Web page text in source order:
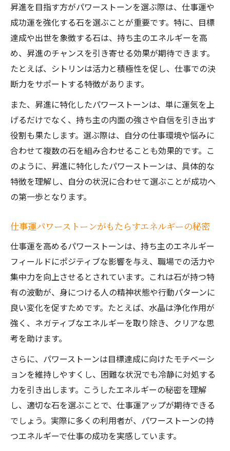
仕事運パワーストーンの効果的な組み合わ
せ方法
昇進をサポートするパワーストーンの選び
方ガイド
仕事がうまくいかない時のパワーストーン
パワーストーンでキャリアアップを叶える
秘訣
ブレスレットで仕事運を高めるおすすめ活
用法
パワーストーンで円滑な人間関係を築く方法
人間関係を良好にするパワーストーンの選
仕事運アップにも役立つパワーストーンの
組み方
パワーストーンでコミュニケーション力を
高める
職場のストレス軽減に効くパワーストーン
とは
仕事運パワーストーンブレスレットの活用
事例
仕事運向上を求めるなら石の選び方がカギ
パワーストーン選びで仕事運を最大化する
コツ
昇進に繋がるパワーストーンの効果的な見
極め方
仕事運パワーストーンブレスレットの選び
昇進を目指す方がパワーストーンを選ぶ際は、仕事運や
成功運を強化する石を選ぶことが重要です。特に、目標
達成や出世を象徴する石は、持ち主のエネルギーを高
め、昇進のチャンスを引き寄せる効果が期待できます。
たとえば、シトリンは活力と積極性を促し、仕事での決
断力をサポートする特徴があります。
また、昇進に特化したパワーストーンは、単に運気を上
げるだけでなく、持ち主の内面の強さや自信を引き出す
役割も果たします。選ぶ際は、自分の仕事環境や悩みに
合わせて複数の石を組み合わせることも効果的です。こ
のように、昇進に特化したパワーストーンは、具体的な
特徴を理解し、自分の状況に合わせて選ぶことが成功へ
の第一歩となります。
仕事運パワーストーンがもたらすエネルギーの秘密
仕事運を高めるパワーストーンは、持ち主のエネルギー
フィールドにポジティブな影響を与え、職場での活力や
集中力を向上させるとされています。これは石が持つ特
有の波動が、身につける人の精神状態や行動パターンに
良い変化を促すためです。たとえば、水晶は浄化作用が
強く、ネガティブなエネルギーを取り除き、クリアな思
考を助けます。
さらに、パワーストーンは目標達成に向けたモチベーシ
ョンを維持しやすくし、困難な状況でも冷静に対処する
力を引き出します。こうしたエネルギーの秘密を理解
し、適切な石を選ぶことで、仕事運アップが期待できる
でしょう。実際に多くの利用者が、パワーストーンの持
つエネルギーで仕事の成功を実感しています。